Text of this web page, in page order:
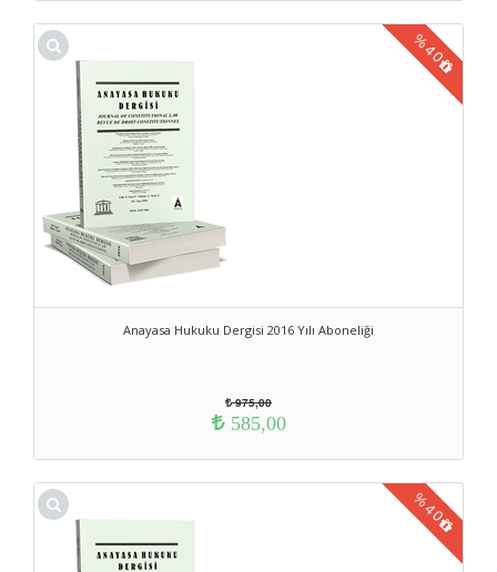
Anayasa Hukuku Dergisi 2016 Yılı Aboneliği
%40
975,00
585,00
%40